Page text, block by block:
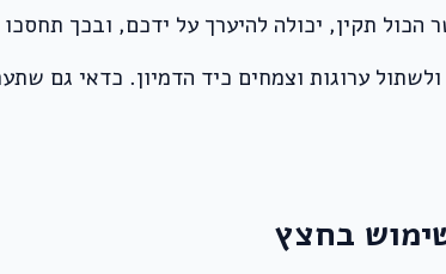
הכול תקין, יכולה להיערך על ידכם, ובכך
ערוגות וצמחים כיד הדמיון. כדאי גם